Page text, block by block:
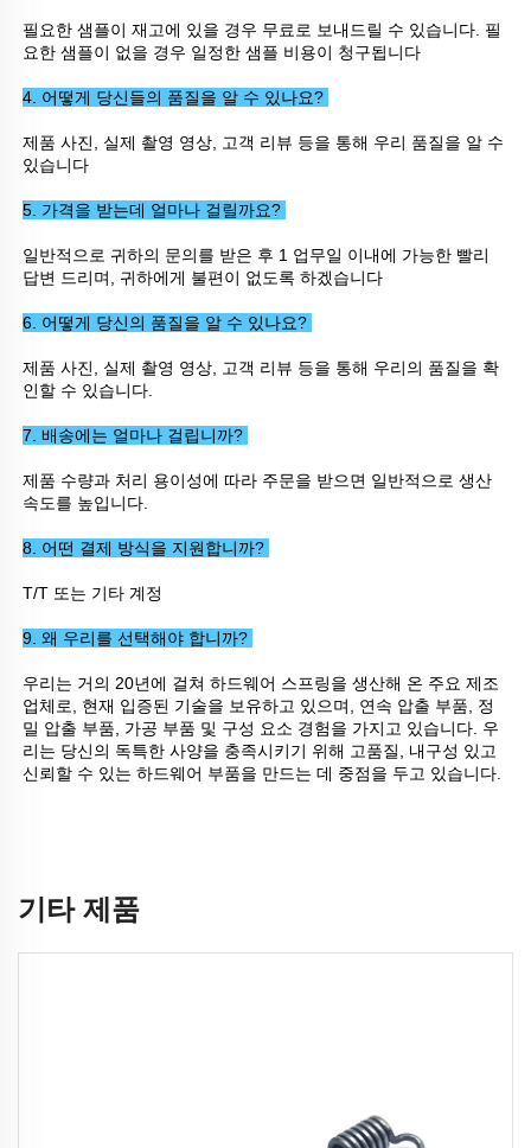
필요한 샘플이 재고에 있을 경우 무료로 보내드릴 수 있습니다. 필
요한 샘플이 없을 경우 일정한 샘플 비용이 청구됩니다
4. 어떻게 당신들의 품질을 알 수 있나요?
제품 사진, 실제 촬영 영상, 고객 리뷰 등을 통해 우리 품질을 알 수
있습니다
5. 가격을 받는데 얼마나 걸릴까요?
일반적으로 귀하의 문의를 받은 후 1 업무일 이내에 가능한 빨리
답변 드리며, 귀하에게 불편이 없도록 하겠습니다
6. 어떻게 당신의 품질을 알 수 있나요?
제품 사진, 실제 촬영 영상, 고객 리뷰 등을 통해 우리의 품질을 확
인할 수 있습니다.
7. 배송에는 얼마나 걸립니까?
제품 수량과 처리 용이성에 따라 주문을 받으면 일반적으로 생산
속도를 높입니다.
8. 어떤 결제 방식을 지원합니까?
T/T 또는 기타 계정
9. 왜 우리를 선택해야 합니까?
우리는 거의 20년에 걸쳐 하드웨어 스프링을 생산해 온 주요 제조
업체로, 현재 입증된 기술을 보유하고 있으며, 연속 압출 부품, 정
밀 압출 부품, 가공 부품 및 구성 요소 경험을 가지고 있습니다. 우
리는 당신의 독특한 사양을 충족시키기 위해 고품질, 내구성 있고
신뢰할 수 있는 하드웨어 부품을 만드는 데 중점을 두고 있습니다.
기타 제품